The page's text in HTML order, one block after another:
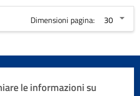
Dimensioni pagina:
le informazioni su